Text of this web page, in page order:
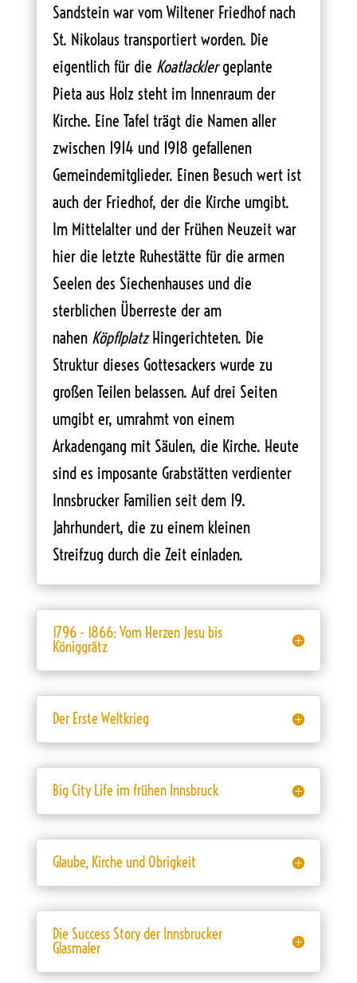
Sandstein war vom Wiltener Friedhof nach
St. Nikolaus transportiert worden. Die
eigentlich für die Koatlacklergeplante
Pieta aus Holz steht im Innenraum der
Kirche. Eine Tafel trägt die Namen aller
zwischen 1914 und 1918 gefallenen
Gemeindemitglieder. Einen Besuch wert ist
auch der Friedhof, der die Kirche umgibt.
Im Mittelalter und der Frühen Neuzeit war
hier die letzte Ruhestätte für die armen
Seelen des Siechenhauses und die
sterblichen Überreste der am
nahen KöpflplatzHingerichteten. Die
Struktur dieses Gottesackers wurde zu
großen Teilen belassen. Auf drei Seiten
umgibt er, umrahmt von einem
Arkadengang mit Säulen, die Kirche. Heute
sind es imposante Grabstätten verdienter
Innsbrucker Familien seit dem 19.
Jahrhundert, die zu einem kleinen
Streifzug durch die Zeit einladen.
1796 - 1866: Vom Herzen Jesu bis
Königgrätz
Der Erste Weltkrieg
Big City Life im frühen Innsbruck
Glaube, Kirche und Obrigkeit
Die Success Story der Innsbrucker
Glasmaler